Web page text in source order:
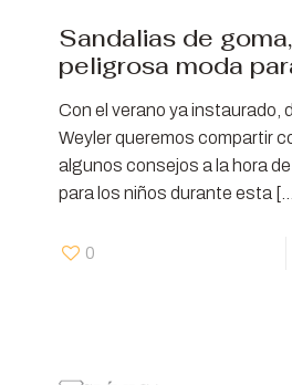
Sandalias de
peligrosa moda
Con el verano ya instaurado,
Weyler queremos compartir
algunos consejos a la hora
para los niños durante esta
0